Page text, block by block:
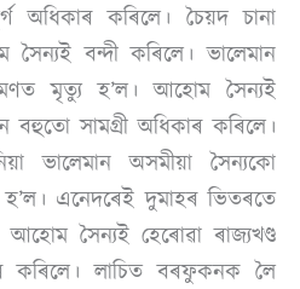
অধিকাৰ কৰিলে। চৈয়দ চানা
বন্দী কৰিলে। ভালেমান
মৃত্যু হ’ল। আহোম সৈন্যই
বহুতো সামগ্ৰী অধিকাৰ কৰিলে।
ভালেমান অসমীয়া সৈন্যকো
এনেদৰেই দুমাহৰ ভিতৰতে
সৈন্যই হেৰোৱা ৰাজ্যখণ্ড
কৰিলে। লাচিত বৰফুকনক লৈ